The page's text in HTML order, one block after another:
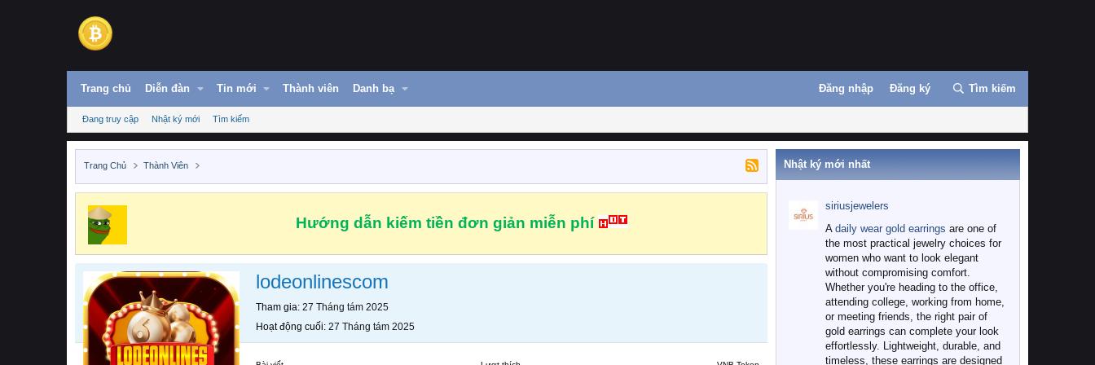
Trang chủ Diễn đàn Tin mới Thành viên Danh bạ Đăng nhập Đăng ký Tìm kiếm
Đang truy cập Nhật ký mới Tìm kiếm
Trang Chủ Thành Viên
Hướng dẫn kiếm tiền đơn giản miễn phí
lodeonlinescom
Tham gia 27 Tháng tám 2025
Hoạt động cuối 27 Tháng tám 2025
Nhật ký mới nhất
siriusjewelers
A daily wear gold earrings are one of
the most practical jewelry choices for
women who want to look elegant
without compromising comfort.
Whether you're heading to the office,
attending college, working from home,
or meeting friends, the right pair of
gold earrings can complete your look
effortlessly. Lightweight, durable, and
timeless, these earrings are designed